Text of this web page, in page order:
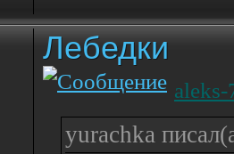
Лебедки
aleks-
yurachka